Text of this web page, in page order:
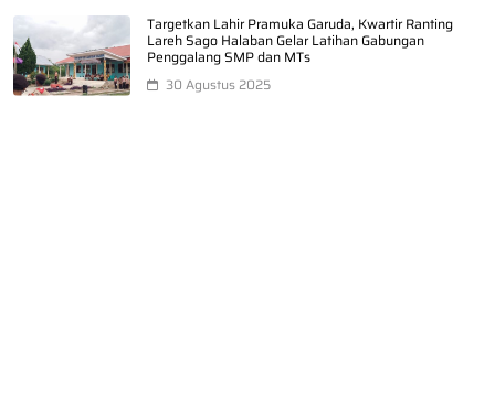
Targetkan Lahir Pramuka Garuda, Kwartir Ranting
Lareh Sago Halaban Gelar Latihan Gabungan
Penggalang SMP dan MTs
30 Agustus 2025